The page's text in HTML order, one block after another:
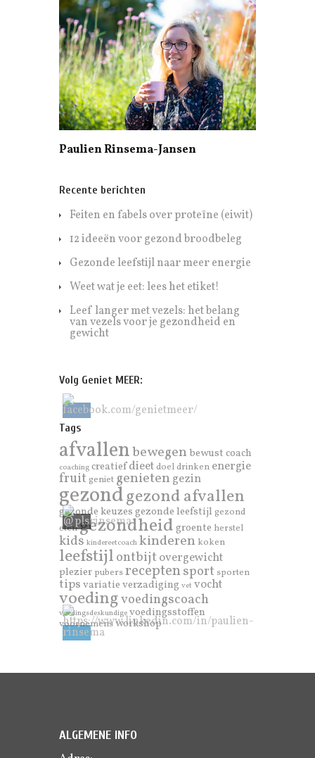
Paulien Rinsema-Jansen
Recente berichten
Feiten en fabels over proteïne (eiwit)
12 ideeën voor gezond broodbeleg
Gezonde leefstijl naar meer energie
Weet wat je eet: lees het etiket!
Leef langer met vezels: het belang
van vezels voor je gezondheid en
gewicht
Volg Geniet MEER:
Tags
afvallenbewegenbewustcoach
coaching creatiefdieet doel drinken energie
fruit geniet genieten gezin
gezondgezond afvallen
gezonde keuzesgezonde leefstijl gezond
etengezondheidgroente herstel
kids kindereetcoach kinderen koken
leefstijlontbijt overgewicht
plezier pubersreceptensport sporten
tipsvariatieverzadiging vet vocht
voedingvoedingscoach
voedingsdeskundige voedingsstoffen
voornemensworkshop
ALGEMENE INFO